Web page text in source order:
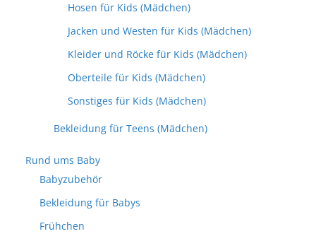
Hosen für Kids (Mädchen)
Jacken und Westen für Kids (Mädchen)
Kleider und Röcke für Kids (Mädchen)
Oberteile für Kids (Mädchen)
Sonstiges für Kids (Mädchen)
Bekleidung für Teens (Mädchen)
Rund ums Baby
Babyzubehör
Bekleidung für Babys
Frühchen